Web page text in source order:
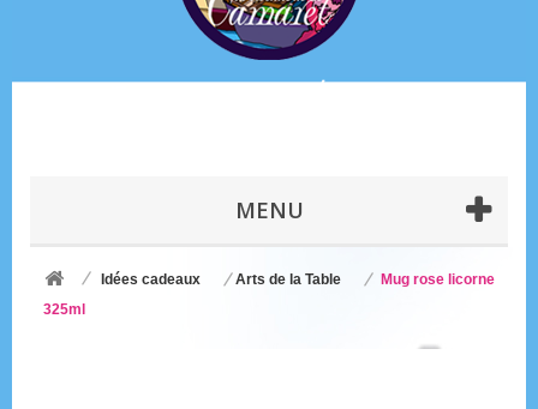
MENU
Idées cadeaux Arts de la Table
Mug rose licorne
325ml